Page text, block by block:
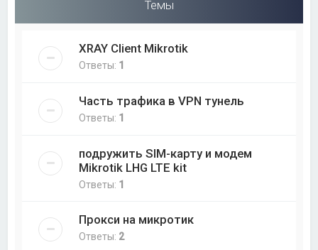
Темы
XRAY Client Mikrotik
Ответы: 1
Часть трафика в VPN тунель
Ответы: 1
подружить SIM-карту и модем
Mikrotik LHG LTE kit
Ответы: 1
Прокси на микротик
Ответы: 2